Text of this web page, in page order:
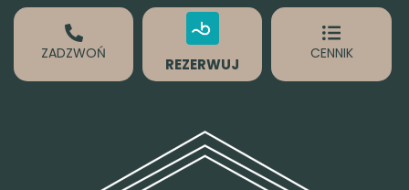
ZADZWOŃ
REZERWUJ
CENNIK